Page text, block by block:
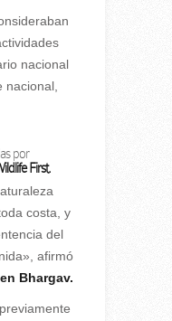
nacional
nacional,
por
First.
costa, y
del
afirmó
Bhargav.